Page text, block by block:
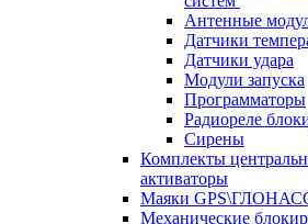
Антенные
Датчики
Датчики удара
Модули запуска
Программаторы
Радиореле
Сирены
Комплекты
активаторы
Маяки
Механические